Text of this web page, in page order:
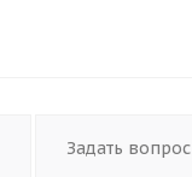
Задать вопрос